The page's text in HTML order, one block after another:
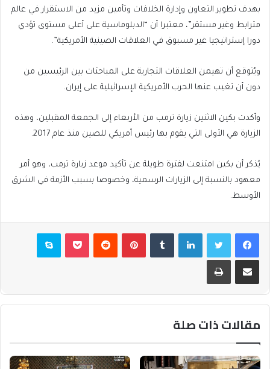
بهدف تطوير التعاون وإدارة الخلافات وتأمين مزيد من الاستقرار في عالم
مترابط وغير مستقر”، معتبرا أن “الدبلوماسية على أعلى مستوى تؤدي
دورا إستراتيجيا غير مسبوق في العلاقات الصينية الأمريكية”.
ويُتوقع أن تهيمن العلاقات التجارية على المباحثات بين الرئيسين من
دون أن تغيب عنها الحرب الأمريكية الإسرائيلية على إيران.
وأكدت بكين الاثنين زيارة ترمب من الأربعاء إلى الجمعة المقبلين، وهذه
الزيارة هي الأولى التي يقوم بها رئيس أمريكي للصين منذ عام 2017.
يُذكر أن بكين امتنعت لفترة طويلة عن تأكيد موعد زيارة ترمب، وهو أمر
معهود بالنسبة إلى الزيارات الرسمية، وخصوصا بسبب الأزمة في الشرق
الأوسط.
فيسبوكتويتر لينكدإن بينتيريست بوكيت سكايب
مشاركة عبر البريد طباعة
مقالات ذات صلة